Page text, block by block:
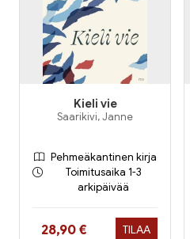
Kieli vie
Saarikivi, Janne
Pehmeäkantinen kirja
Toimitusaika 1-3
arkipäivää
Hinta nyt
28,90 € TILAA